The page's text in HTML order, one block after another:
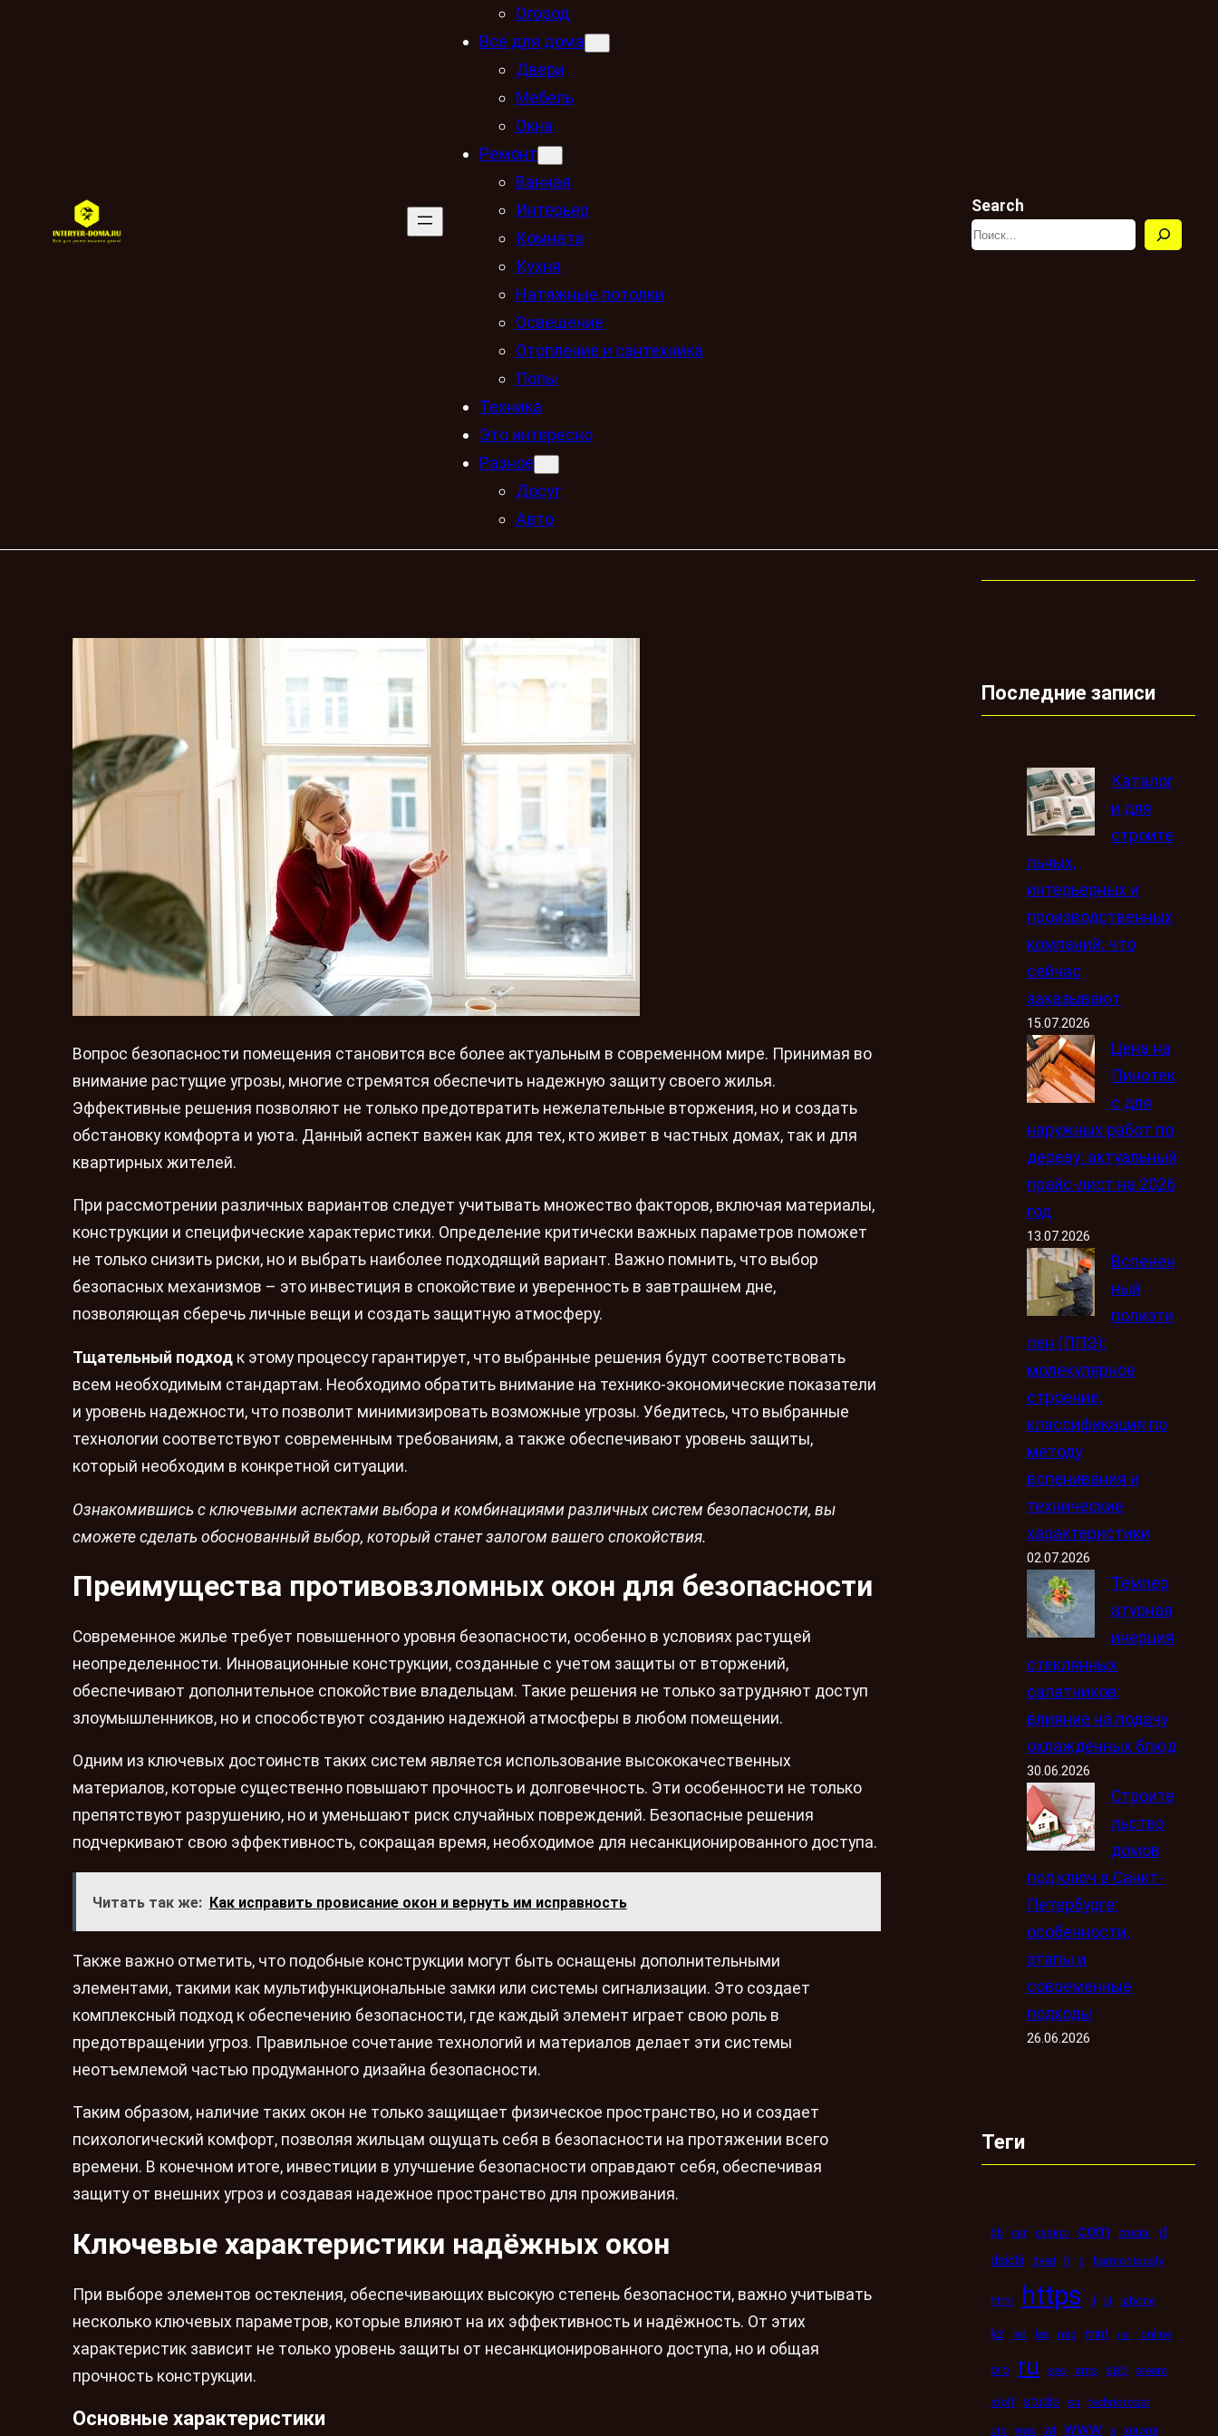
Огород
Всё для дома
Двери
Мебель
Окна
Ремонт
Ванная
Интерьер
Комната
Кухня
Натяжные потолки
Освещение
Отопление и сантехника
Полы
Техника
Это интересно
Разное
Досуг
Авто
Search
Вопрос безопасности помещения становится все более актуальным в современном мире. Принимая во
внимание растущие угрозы, многие стремятся обеспечить надежную защиту своего жилья.
Эффективные решения позволяют не только предотвратить нежелательные вторжения, но и создать
обстановку комфорта и уюта. Данный аспект важен как для тех, кто живет в частных домах, так и для
квартирных жителей.
При рассмотрении различных вариантов следует учитывать множество факторов, включая материалы,
конструкции и специфические характеристики. Определение критически важных параметров поможет
не только снизить риски, но и выбрать наиболее подходящий вариант. Важно помнить, что выбор
безопасных механизмов – это инвестиция в спокойствие и уверенность в завтрашнем дне,
позволяющая сберечь личные вещи и создать защитную атмосферу.
Тщательный подход к этому процессу гарантирует, что выбранные решения будут соответствовать
всем необходимым стандартам. Необходимо обратить внимание на технико-экономические показатели
и уровень надежности, что позволит минимизировать возможные угрозы. Убедитесь, что выбранные
технологии соответствуют современным требованиям, а также обеспечивают уровень защиты,
который необходим в конкретной ситуации.
Ознакомившись с ключевыми аспектами выбора и комбинациями различных систем безопасности, вы
сможете сделать обоснованный выбор, который станет залогом вашего спокойствия.
Преимущества противовзломных окон для безопасности
Современное жилье требует повышенного уровня безопасности, особенно в условиях растущей
неопределенности. Инновационные конструкции, созданные с учетом защиты от вторжений,
обеспечивают дополнительное спокойствие владельцам. Такие решения не только затрудняют доступ
злоумышленников, но и способствуют созданию надежной атмосферы в любом помещении.
Одним из ключевых достоинств таких систем является использование высококачественных
материалов, которые существенно повышают прочность и долговечность. Эти особенности не только
препятствуют разрушению, но и уменьшают риск случайных повреждений. Безопасные решения
подчеркивают свою эффективность, сокращая время, необходимое для несанкционированного доступа.
Читать так же: Как исправить провисание окон и вернуть им исправность
Также важно отметить, что подобные конструкции могут быть оснащены дополнительными
элементами, такими как мультифункциональные замки или системы сигнализации. Это создает
комплексный подход к обеспечению безопасности, где каждый элемент играет свою роль в
предотвращении угроз. Правильное сочетание технологий и материалов делает эти системы
неотъемлемой частью продуманного дизайна безопасности.
Таким образом, наличие таких окон не только защищает физическое пространство, но и создает
психологический комфорт, позволяя жильцам ощущать себя в безопасности на протяжении всего
времени. В конечном итоге, инвестиции в улучшение безопасности оправдают себя, обеспечивая
защиту от внешних угроз и создавая надежное пространство для проживания.
Ключевые характеристики надёжных окон
При выборе элементов остекления, обеспечивающих высокую степень безопасности, важно учитывать
несколько ключевых параметров, которые влияют на их эффективность и надёжность. От этих
характеристик зависит не только уровень защиты от несанкционированного доступа, но и общая
прочность конструкции.
Основные характеристики
Последние записи
Каталог
и для
строите
льных,
интерьерных и
производственных
компаний: что
сейчас
заказывают
15.07.2026
Цена на
Пинотек
с для
наружных работ по
дереву: актуальный
прайс-лист на 2026
год
13.07.2026
Вспенен
ный
полиэти
лен (ППЭ):
молекулярное
строение,
классификация по
методу
вспенивания и
технические
характеристики
02.07.2026
Темпер
атурная
инерция
стеклянных
салатников:
влияние на подачу
охлаждённых блюд
30.06.2026
Строите
льство
домов
под ключ в Санкт-
Петербурге:
особенности,
этапы и
современные
подходы
26.06.2026
Теги
bb car casino com crucial d
daichi dveri fi g harmoniously
html https ii iii iphone
kz led les mig mint mir online
pro ru seo sms spb steam
stolf studio su technorosst
utp was wi www x xiaomi